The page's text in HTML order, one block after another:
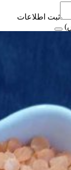
ثبت اطلاعات